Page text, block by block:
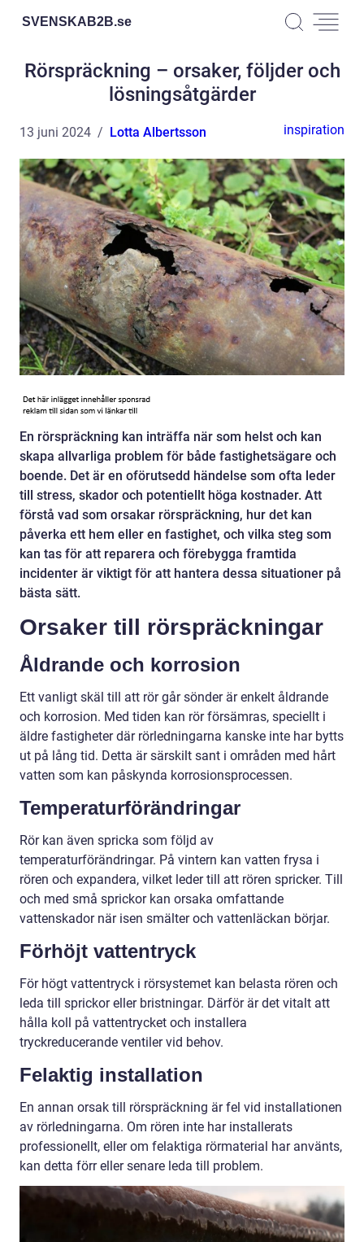
SVENSKAB2B.se
Rörspräckning – orsaker, följder och
lösningsåtgärder
13 juni 2024 Lotta Albertsson inspiration
En rörspräckning kan inträffa när som helst och kan
skapa allvarliga problem för både fastighetsägare och
boende. Det är en oförutsedd händelse som ofta leder
till stress, skador och potentiellt höga kostnader. Att
förstå vad som orsakar rörspräckning, hur det kan
påverka ett hem eller en fastighet, och vilka steg som
kan tas för att reparera och förebygga framtida
incidenter är viktigt för att hantera dessa situationer på
bästa sätt.
Orsaker till rörspräckningar
Åldrande och korrosion
Ett vanligt skäl till att rör går sönder är enkelt åldrande
och korrosion. Med tiden kan rör försämras, speciellt i
äldre fastigheter där rörledningarna kanske inte har bytts
ut på lång tid. Detta är särskilt sant i områden med hårt
vatten som kan påskynda korrosionsprocessen.
Temperaturförändringar
Rör kan även spricka som följd av
temperaturförändringar. På vintern kan vatten frysa i
rören och expandera, vilket leder till att rören spricker. Till
och med små sprickor kan orsaka omfattande
vattenskador när isen smälter och vattenläckan börjar.
Förhöjt vattentryck
För högt vattentryck i rörsystemet kan belasta rören och
leda till sprickor eller bristningar. Därför är det vitalt att
hålla koll på vattentrycket och installera
tryckreducerande ventiler vid behov.
Felaktig installation
En annan orsak till rörspräckning är fel vid installationen
av rörledningarna. Om rören inte har installerats
professionellt, eller om felaktiga rörmaterial har använts,
kan detta förr eller senare leda till problem.